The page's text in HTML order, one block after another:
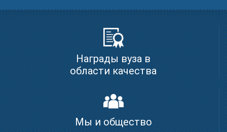
Награды вуза в
области качества
Мы и общество